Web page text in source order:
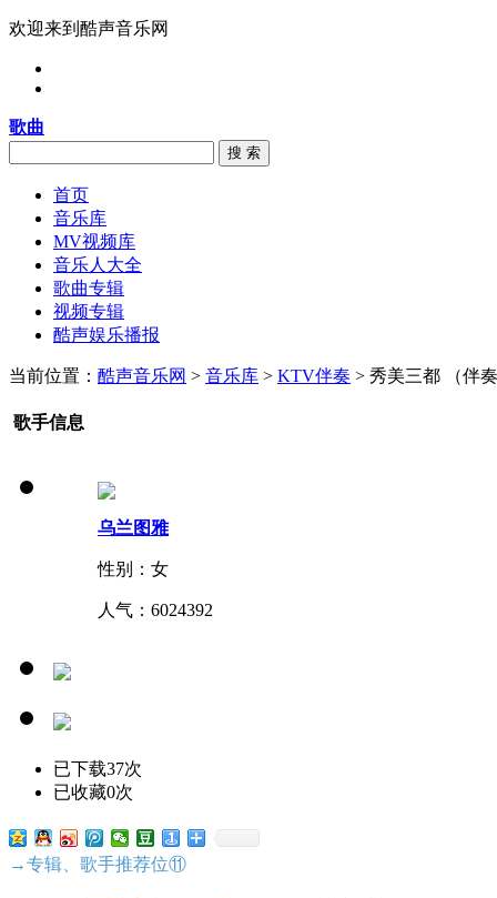
欢迎来到酷声音乐网
歌曲
搜 索
首页
音乐库
MV视频库
音乐人大全
歌曲专辑
视频专辑
酷声娱乐播报
当前位置： 酷声音乐网 > 音乐库 > KTV伴奏 > 秀美三都 （伴
歌手信息
乌兰图雅
性别：女
人气： 6024392
已下载37次
已收藏0次
→专辑、歌手推荐位⑪